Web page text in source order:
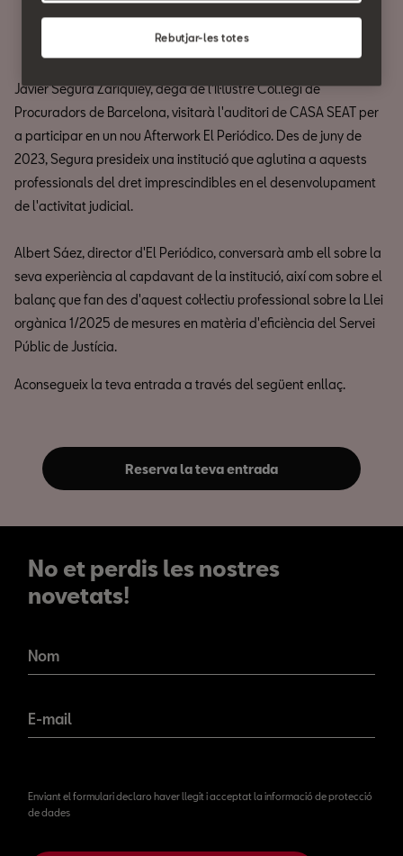
Compartir
Javier Segura Zariquiey, degà de l'Il·lustre Col.legi de
Procuradors de Barcelona, visitarà l'auditori de CASA SEAT per
a participar en un nou Afterwork El Periódico. Des de juny de
2023, Segura presideix una institució que aglutina a aquests
professionals del dret imprescindibles en el desenvolupament
de l'activitat judicial.
Albert Sáez, director d'El Periódico, conversarà amb ell sobre la
seva experiència al capdavant de la institució, així com sobre el
balanç que fan des d'aquest col·lectiu professional sobre la Llei
orgànica 1/2025 de mesures en matèria d'eficiència del Servei
Públic de Justícia.
Aconsegueix la teva entrada a través del següent enllaç.
Reserva la teva entrada
No et perdis les nostres
novetats!
novetats!
Nom
E-mail
Enviant el formulari declaro haver llegit i acceptat la informació de protecció
de dades
Rebutjar-les totes